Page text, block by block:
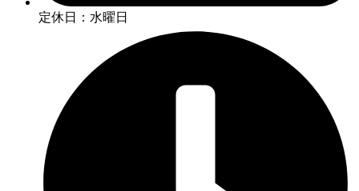
定休日：水曜日